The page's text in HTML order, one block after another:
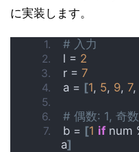
に実装します。
# 入力
l = 2
r = 7
a = [1, 5, 9, 7,
# 偶数: 1, 奇
b = [1 if num
a]